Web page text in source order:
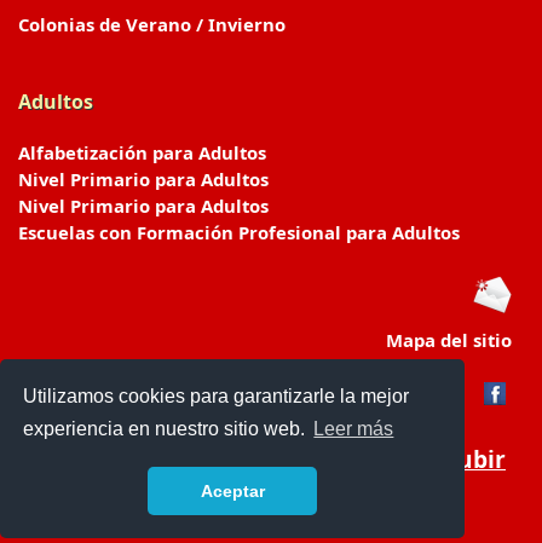
Utilizamos cookies para garantizarle la mejor
experiencia en nuestro sitio web.
Leer más
Aceptar
Colonias de Verano / Invierno
Adultos
Alfabetización para Adultos
Nivel Primario para Adultos
Nivel Primario para Adultos
Escuelas con Formación Profesional para Adultos
Mapa del sitio
Subir